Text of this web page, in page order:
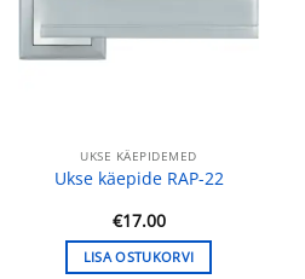
UKSE KÄEPIDEMED
Ukse käepide RAP-22
€17.00
LISA OSTUKORVI